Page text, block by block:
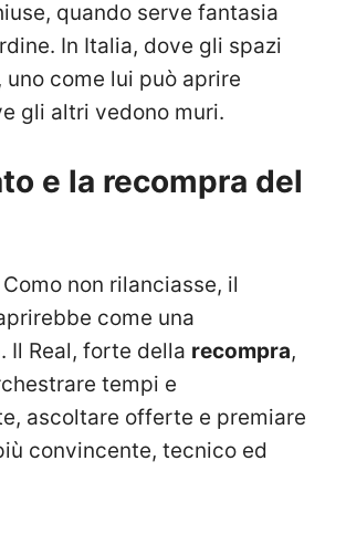
quando serve fantasia
In Italia, dove gli spazi
come lui può aprire
gli altri vedono muri.
e la recompra del
non rilanciasse, il
come una
Il Real, forte della recompra,
tempi e
ascoltare offerte e premiare
convincente, tecnico ed